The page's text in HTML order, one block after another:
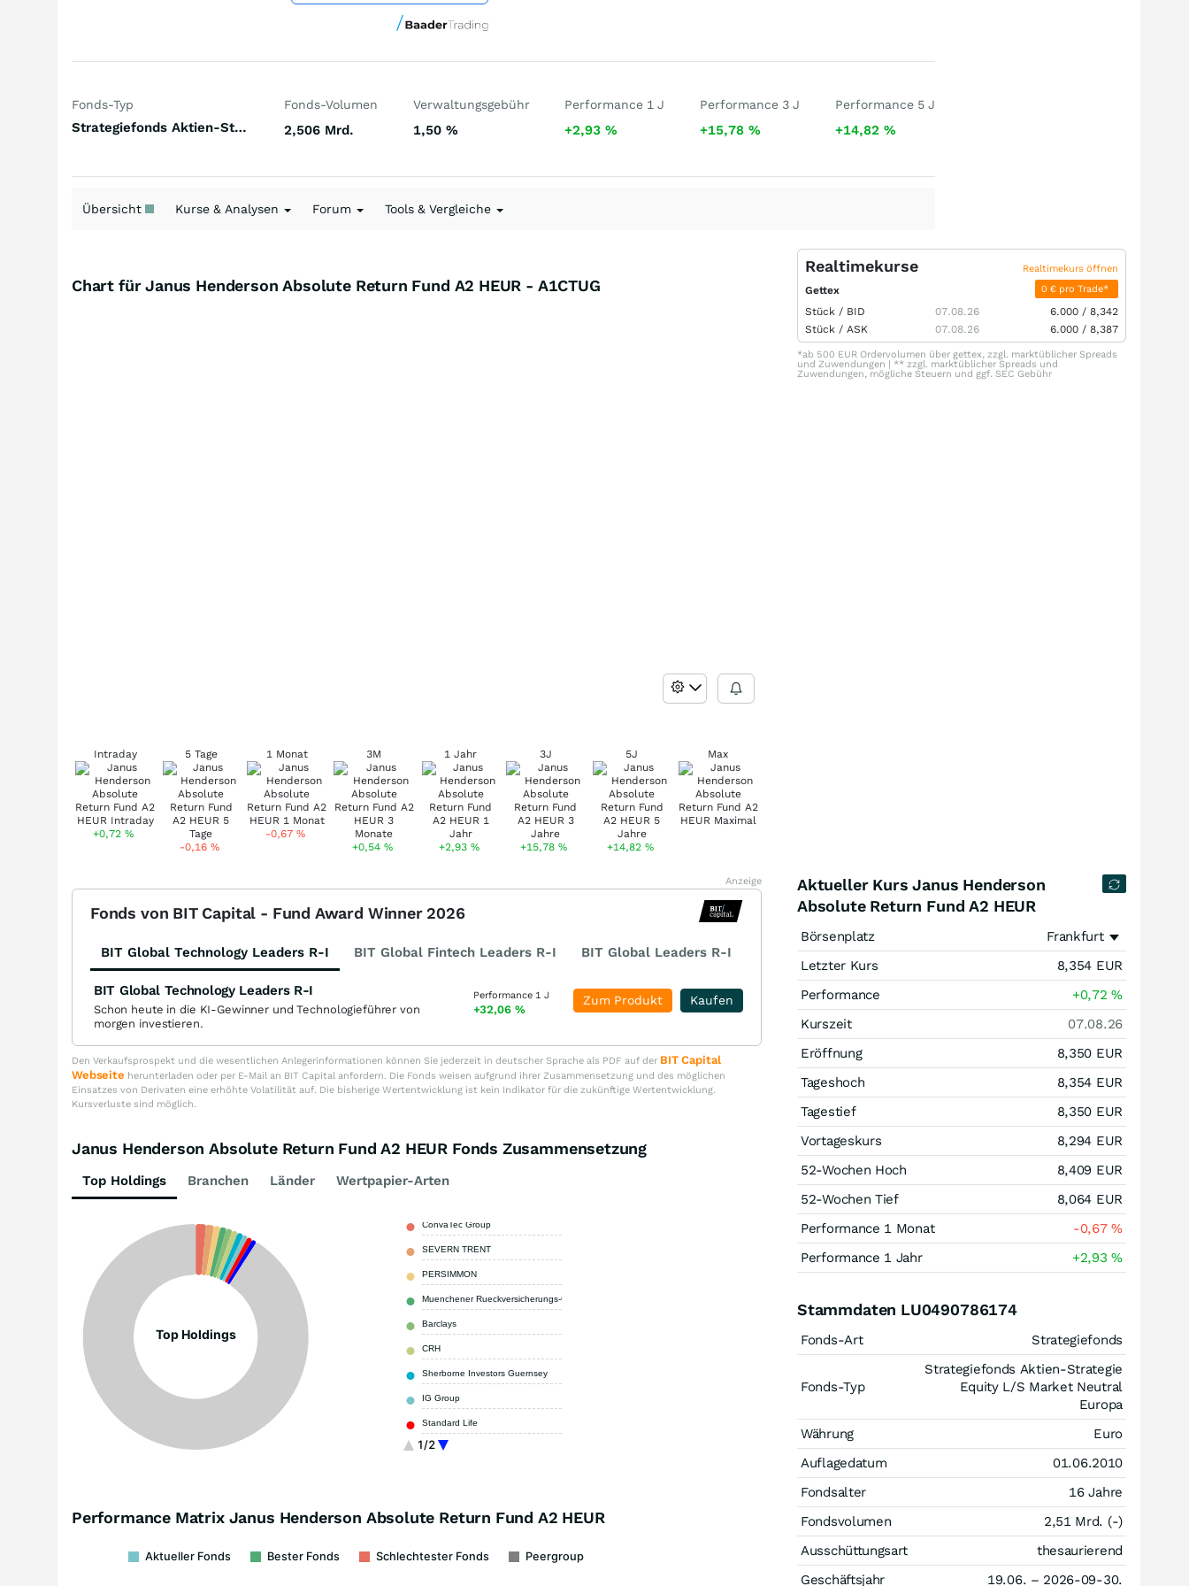
Fonds-Typ
Strategiefonds Aktien-Strategie Equity L/S Market Neutral Europa
Fonds-Volumen
2,506 Mrd.
Verwaltungsgebühr
1,50 %
Performance 1 J
+2,93%
Performance 3 J
+15,78%
Performance 5 J
+14,82 %
Übersicht Kurse & Analysen Forum Tools & Vergleiche
Chart für Janus Henderson Absolute Return Fund A2 HEUR - A1CTUG
Intraday
+0,72%
5 Tage
-0,16 %
1 Monat
-0,67 %
3M
+0,54 %
1 Jahr
+2,93 %
3J
+15,78%
5J
+14,82 %
Max
Realtimekurse Realtimekurs öffnen
Gettex 0 € pro Trade*
Stück / BID 07.08.26 6.000 / 8,342
Stück / ASK 07.08.26 6.000 / 8,387
*ab 500 EUR Ordervolumen über gettex, zzgl. marktüblicher Spreads
und Zuwendungen | ** zzgl. marktüblicher Spreads und
Zuwendungen, mögliche Steuern und ggf. SEC Gebühr
Anzeige
Fonds von BIT Capital - Fund Award Winner 2026
BIT Global Technology Leaders R-I BIT Global Fintech Leaders R-I BIT Global Leaders R-I
BIT Global Technology Leaders R-I
Schon heute in die KI-Gewinner und Technologieführer von
morgen investieren.
Performance 1 J
+32,06 %
Kaufen
Zum Produkt
Den Verkaufsprospekt und die wesentlichen Anlegerinformationen können Sie jederzeit in deutscher Sprache als PDF auf der BIT Capital
Webseite herunterladen oder per E-Mail an BIT Capital anfordern. Die Fonds weisen aufgrund ihrer Zusammensetzung und des möglichen
Einsatzes von Derivaten eine erhöhte Volatilität auf. Die bisherige Wertentwicklung ist kein Indikator für die zukünftige Wertentwicklung.
Kursverluste sind möglich.
Janus Henderson Absolute Return Fund A2 HEUR Fonds Zusammensetzung
Top Holdings Branchen Länder Wertpapier-Arten
Top Holdings
1/2
ConvaTec Group
SEVERN TRENT
PERSIMMON
Muenchener Rueckversicherungs-Gesellschaft AG in Muenchen
Barclays
CRH
Sherborne Investors Guernsey
IG Group
Standard Life
Serco Group
Performance Matrix Janus Henderson Absolute Return Fund A2 HEUR
Aktueller Fonds Bester Fonds Schlechtester Fonds Peergroup
Aktueller Kurs Janus Henderson
Absolute Return Fund A2 HEUR
Börsenplatz
Frankfurt
Letzter Kurs
8,354 EUR
Performance
+0,72%
Kurszeit
07.08.26
Eröffnung
8,350 EUR
Tageshoch
8,354 EUR
Tagestief
8,350 EUR
Vortageskurs
8,294 EUR
52-Wochen Hoch
8,409 EUR
52-Wochen Tief
8,064 EUR
Performance 1 Monat
-0,67%
Performance 1 Jahr
+2,93%
Stammdaten LU0490786174
Fonds-Art Strategiefonds
Fonds-Typ
Strategiefonds Aktien-Strategie
Equity L/S Market Neutral
Europa
Währung
Euro
Auflagedatum
01.06.2010
Fondsalter
16 Jahre
Fondsvolumen
2,51 Mrd. (-)
Ausschüttungsart
thesaurierend
Geschäftsjahr
19.06. – 2026-09-30.